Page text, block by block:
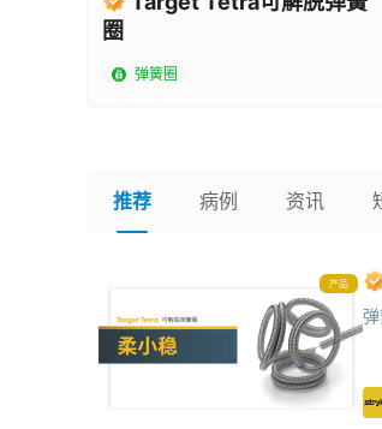
圈
弹簧圈
推荐 病例 资讯
产品